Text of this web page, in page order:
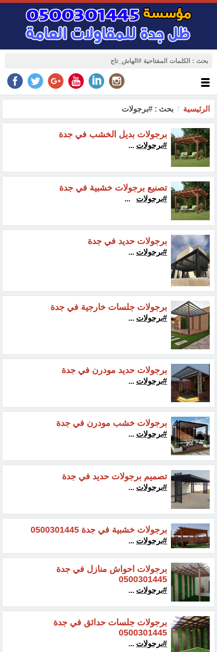
الرئيسية بحث : #برجولات
برجولات بديل الخشب في جدة
#برجولات ...
تصنيع برجولات خشبية في جدة
#برجولات ...
برجولات حديد في جدة
#برجولات ...
برجولات جلسات خارجية في جدة
#برجولات ...
برجولات حديد مودرن في جدة
#برجولات ...
برجولات خشب مودرن في جدة
#برجولات ...
تصميم برجولات حديد في جدة
#برجولات ...
برجولات خشبية في جدة 0500301445
#برجولات ...
برجولات احواش منازل في جدة
0500301445
#برجولات ...
برجولات جلسات حدائق في جدة
0500301445
#برجولات ...